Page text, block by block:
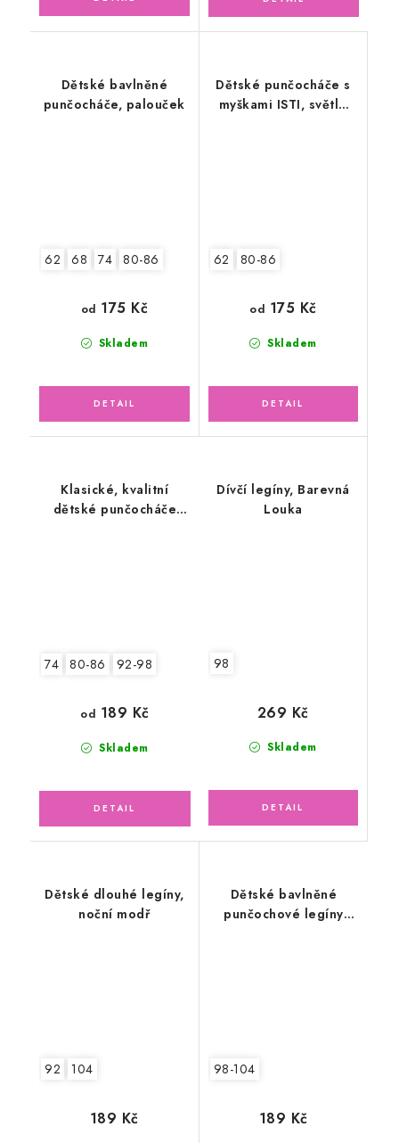
Dětské bavlněné
punčocháče, palouček
62 68 74 80-86
Skladem
od 175 Kč
Dětské punčocháče s
myškami ISTI, světle
62 80-86
Skladem
od 175 Kč
Klasické, kvalitní
dětské punčocháče
74 80-86 92-98
Skladem
od 189 Kč
Dívčí legíny, Barevná
Louka
98
Skladem
269 Kč
Dětské dlouhé legíny,
noční modř
92 104
189 Kč
Dětské bavlněné
punčochové legíny
98-104
189 Kč